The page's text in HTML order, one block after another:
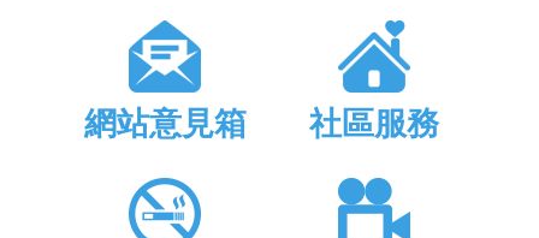
網站意見箱 社區服務